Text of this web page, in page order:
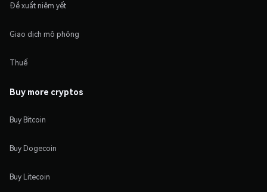
Đề xuất niêm yết
Giao dịch mô phỏng
Thuế
Buy more cryptos
Buy Bitcoin
Buy Dogecoin
Buy Litecoin